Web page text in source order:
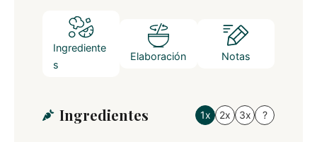
Ingrediente
s
Elaboración Notas
Ingredientes 1x 2x 3x ?